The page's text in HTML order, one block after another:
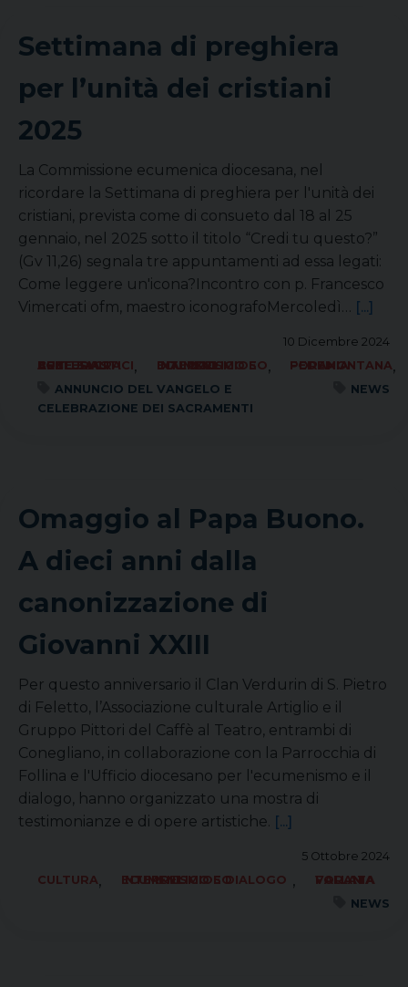
Settimana di preghiera
per l’unità dei cristiani
2025
La Commissione ecumenica diocesana, nel
ricordare la Settimana di preghiera per l'unità dei
cristiani, prevista come di consueto dal 18 al 25
gennaio, nel 2025 sotto il titolo “Credi tu questo?”
(Gv 11,26) segnala tre appuntamenti ad essa legati:
Come leggere un'icona?Incontro con p. Francesco
Vimercati ofm, maestro iconografoMercoledì… [...]
10 Dicembre 2024
ARTE SACRA BENI CULTURALI ECCLESIASTICI, ECUMENISMO E DIALOGO INTERRELIGIOSO, FORANIA PEDEMONTANA,
ANNUNCIO DEL VANGELO E
CELEBRAZIONE DEI SACRAMENTI
NEWS
Omaggio al Papa Buono.
A dieci anni dalla
canonizzazione di
Giovanni XXIII
Per questo anniversario il Clan Verdurin di S. Pietro
di Feletto, l’Associazione culturale Artiglio e il
Gruppo Pittori del Caffè al Teatro, entrambi di
Conegliano, in collaborazione con la Parrocchia di
Follina e l'Ufficio diocesano per l'ecumenismo e il
dialogo, hanno organizzato una mostra di
testimonianze e di opere artistiche. [...]
5 Ottobre 2024
CULTURA, ECUMENISMO E DIALOGO INTERRELIGIOSO ,
FORANIA VALLATA
NEWS